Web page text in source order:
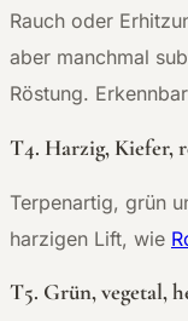
Rauch oder
aber manchmal
Röstung.
T4. Harzig, Kiefer,
Terpenartig, grün
harzigen Lift, wie
T5. Grün, vegetal,